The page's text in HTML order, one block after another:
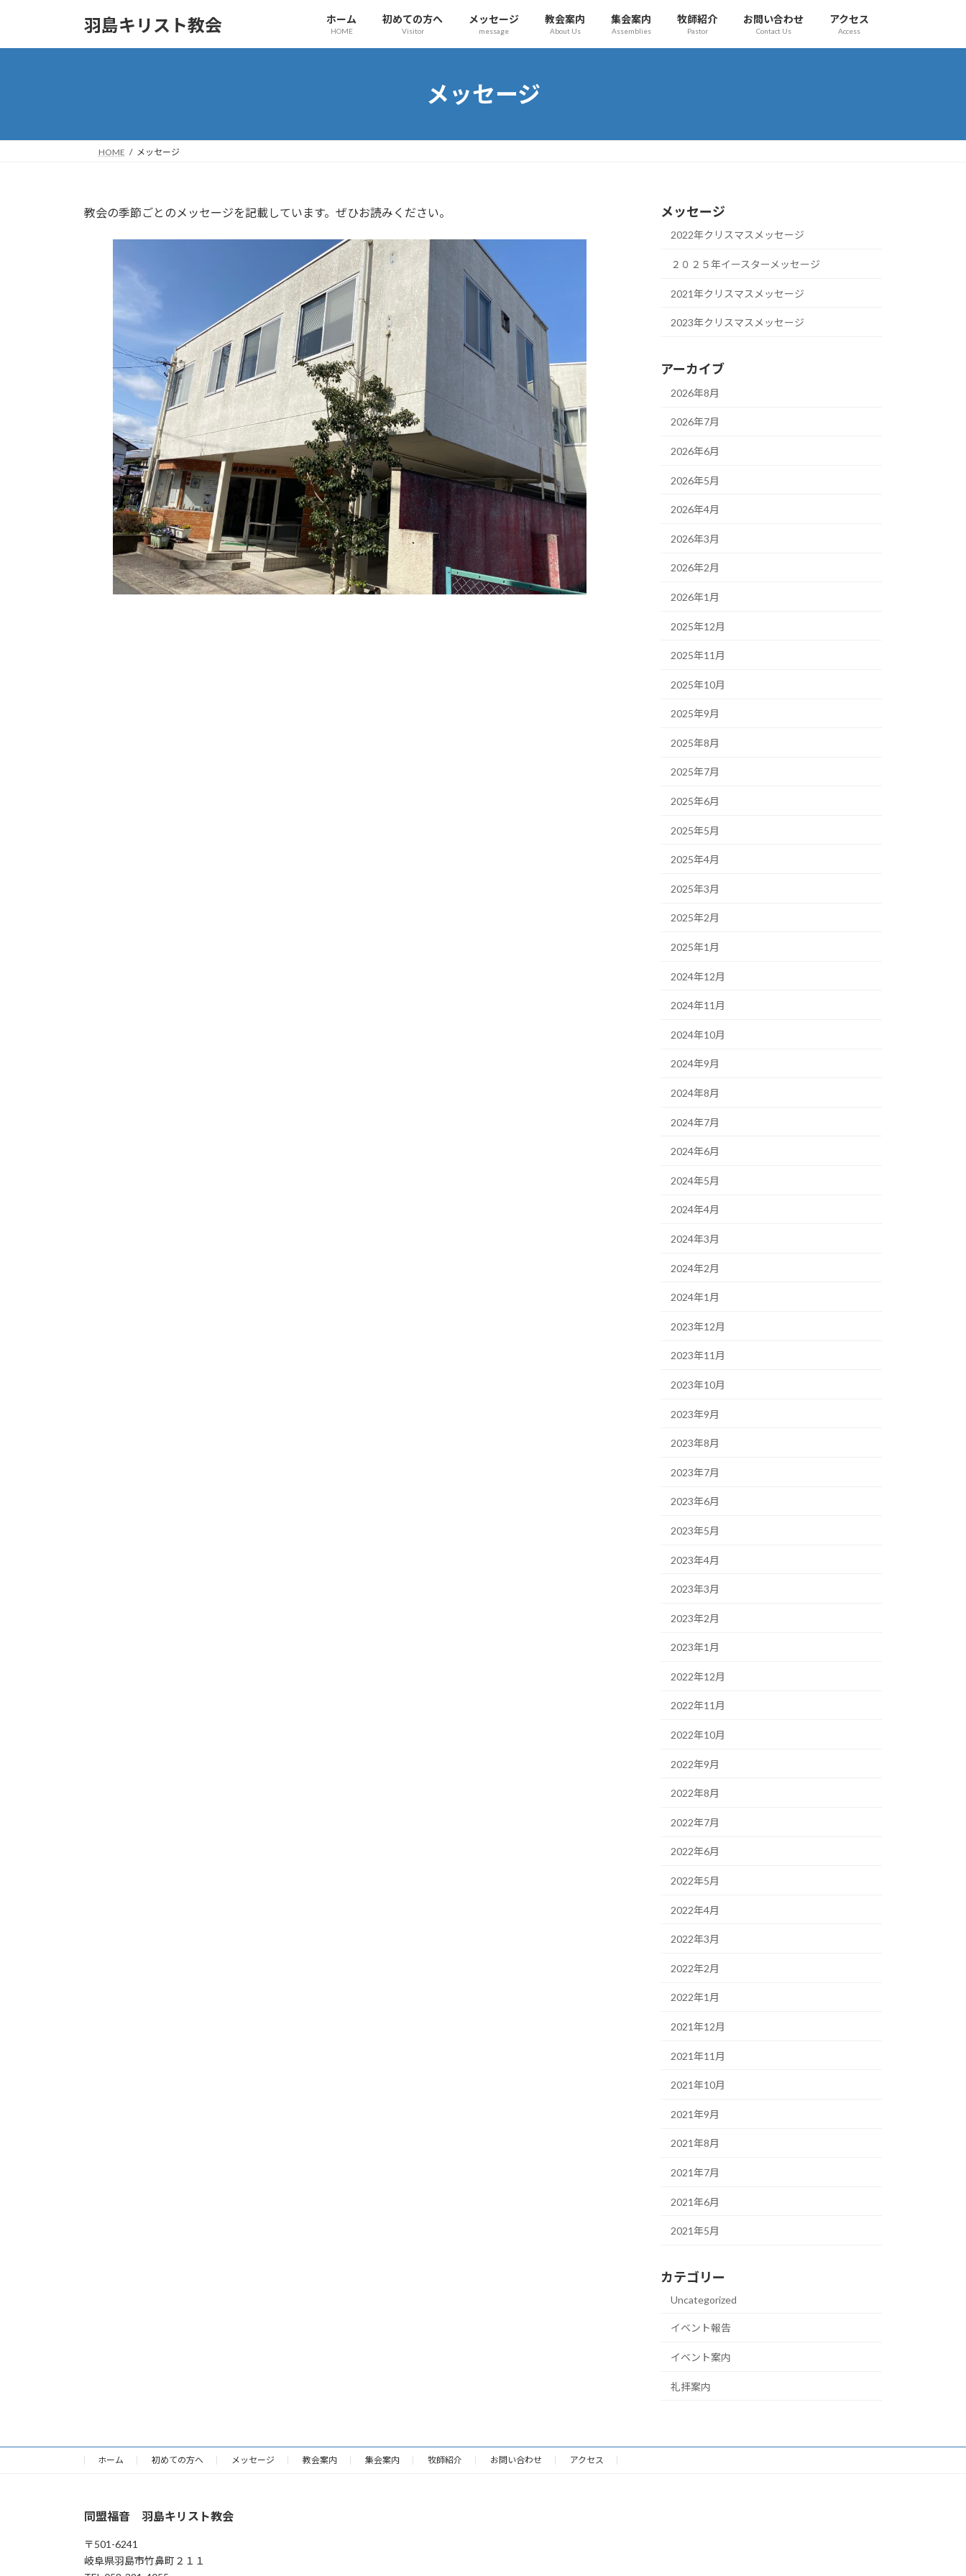
羽島キリスト教会 ホーム
HOME
初めての方へ
Visitor
メッセージ
message
教会案内
About Us
集会案内
Assemblies
牧師紹介
Pastor
お問い合わせ
Contact Us
アクセス
Access
メッセージ
HOME メッセージ
教会の季節ごとのメッセージを記載しています。ぜひお読みください。 メッセージ
2022年クリスマスメッセージ
２０２５年イースターメッセージ
2021年クリスマスメッセージ
2023年クリスマスメッセージ
アーカイブ
2026年8月
2026年7月
2026年6月
2026年5月
2026年4月
2026年3月
2026年2月
2026年1月
2025年12月
2025年11月
2025年10月
2025年9月
2025年8月
2025年7月
2025年6月
2025年5月
2025年4月
2025年3月
2025年2月
2025年1月
2024年12月
2024年11月
2024年10月
2024年9月
2024年8月
2024年7月
2024年6月
2024年5月
2024年4月
2024年3月
2024年2月
2024年1月
2023年12月
2023年11月
2023年10月
2023年9月
2023年8月
2023年7月
2023年6月
2023年5月
2023年4月
2023年3月
2023年2月
2023年1月
2022年12月
2022年11月
2022年10月
2022年9月
2022年8月
2022年7月
2022年6月
2022年5月
2022年4月
2022年3月
2022年2月
2022年1月
2021年12月
2021年11月
2021年10月
2021年9月
2021年8月
2021年7月
2021年6月
2021年5月
カテゴリー
Uncategorized
イベント報告
イベント案内
礼拝案内
ホーム 初めての方へ メッセージ 教会案内 集会案内 牧師紹介 お問い合わせ アクセス
同盟福音 羽島キリスト教会
〒501-6241
岐阜県羽島市竹鼻町２１１